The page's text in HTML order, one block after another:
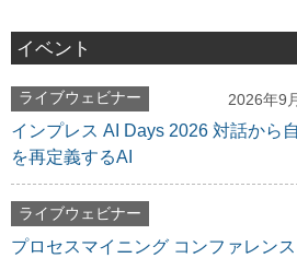
イベント
ライブウェビナー 2026年9
インプレス AI Days 2026 対話から
を再定義するAI
ライブウェビナー
プロセスマイニング コンファレン